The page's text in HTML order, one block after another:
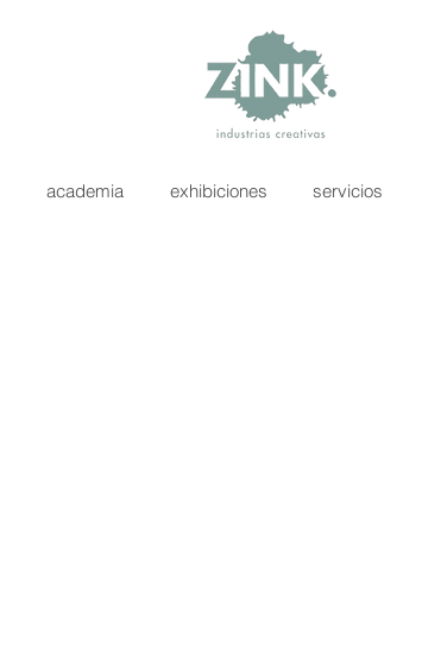
academia exhibiciones servicios